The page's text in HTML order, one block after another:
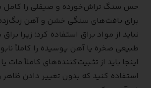
حس سنگ تراش‌خورده و صیقلی را کامل
برای بافت‌های سنگی خشن و آهن
نباید از مواد براق استفاده کرد؛ زیرا
طبیعی صخره یا آهن پوسیده را کاملاً
اینجا باید از تثبیت‌کننده‌های کاملاً مات
استفاده کنید که بدون تغییر دادن ظاهر